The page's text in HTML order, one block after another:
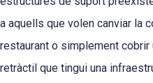
a aquells que volen canviar la
restaurant o simplement cobrir
retràctil que tingui una